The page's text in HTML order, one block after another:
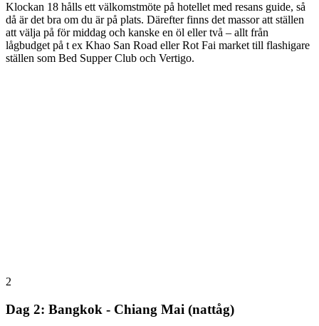
Klockan 18 hålls ett välkomstmöte på hotellet med resans guide, så
då är det bra om du är på plats. Därefter finns det massor att ställen
att välja på för middag och kanske en öl eller två – allt från
lågbudget på t ex Khao San Road eller Rot Fai market till flashigare
ställen som Bed Supper Club och Vertigo.
2
Dag 2: Bangkok - Chiang Mai (nattåg)